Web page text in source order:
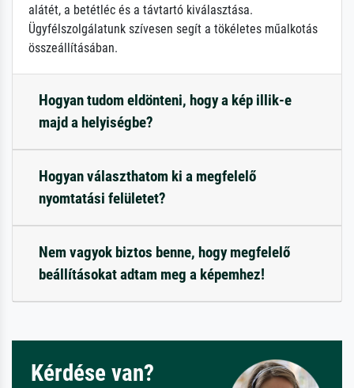
alátét, a betétléc és a távtartó kiválasztása.
Ügyfélszolgálatunk szívesen segít a tökéletes műalkotás
összeállításában.
Hogyan tudom eldönteni, hogy a kép illik-e
majd a helyiségbe?
Hogyan választhatom ki a megfelelő
nyomtatási felületet?
Nem vagyok biztos benne, hogy megfelelő
beállításokat adtam meg a képemhez!
Kérdése van?